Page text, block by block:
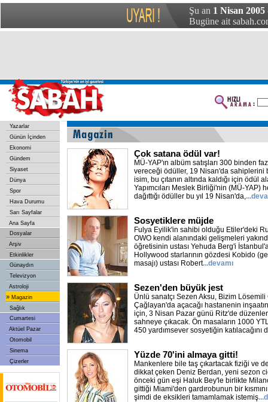
Şu an 1 Nisan
Bugüne ait
Yazarlar
Günün İçinden
Ekonomi
Gündem
Siyaset
Dünya
Spor
Hava Durumu
Sarı Sayfalar
Ana Sayfa
Dosyalar
Arşiv
Etkinlikler
Günaydın
Televizyon
Astroloji
» Magazin
Sağlık
Cumartesi
Aktüel Pazar
Otomobil
Sinema
Çizerler
Çok satana ödül var!
MÜ-YAP'ın albüm satışları 300 binden
vereceği ödüller, 19 Nisan'da sahiplerini
isim, bu çıtanın altında kaldığı için ödül
Yapımcıları Meslek Birliği'nin (MÜ-YAP)
dağıttığı ödüller bu yıl 19 Nisan'da,
Sosyetiklere müjde
Fulya Eyilik'in sahibi olduğu Etiler'deki
OWO kendi alanındaki gelişmeleri
öğretisinin ustası Yehuda Berg'i
Hollywood starlarının gözdesi Kobido
masajı) ustası Robert...devamı
Sezen'den büyük jest
Ünlü sanatçı Sezen Aksu, Bizim Lösemili
Çağlayan'da açacağı hastanenin
için, 3 Nisan Pazar günü Ritz'de
sahneye çıkacak. Ön masaların 1000
450 yardımsever sosyetiğin katılacağını
Yüzde 70'ini almaya gitti!
Mankenlere bile taş çıkartacak fiziği ve
dikkat çeken Deniz Berdan, yeni sezon
önceki gün eşi Haluk Bey'le birlikte
gittiği Miami'den gardırobunun bir
şimdi de eksikleri tamamlamak istemiş